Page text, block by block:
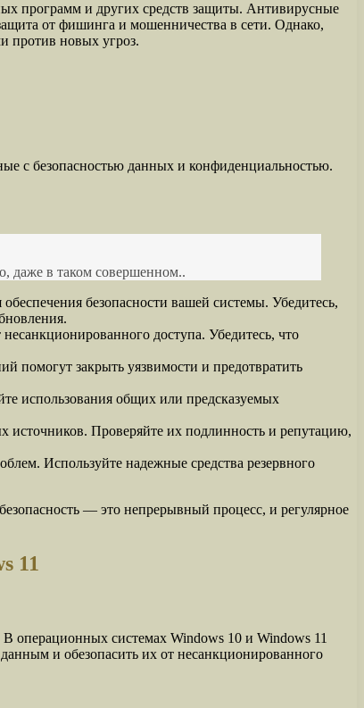
программ и других средств защиты. Антивирусные
от фишинга и мошенничества в сети. Однако,
против новых угроз.
с безопасностью данных и конфиденциальностью.
даже в таком совершенном..
безопасности вашей системы. Убедитесь,
доступа. Убедитесь, что
помогут закрыть уязвимости и предотвратить
использования общих или предсказуемых
источников. Проверяйте их подлинность и репутацию,
Используйте надежные средства резервного
— это непрерывный процесс, и регулярное
11
операционных системах Windows 10 и Windows 11
и обезопасить их от несанкционированного